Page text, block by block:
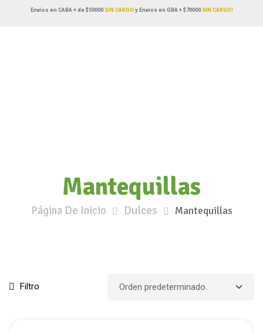
Envíos en CABA + de $50000SIN CARGO y Envíos en GBA + $70000 SIN CARGO!
Mantequillas
Página De Inicio Dulces Mantequillas
Filtro